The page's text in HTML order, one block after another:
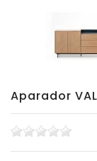
Aparador